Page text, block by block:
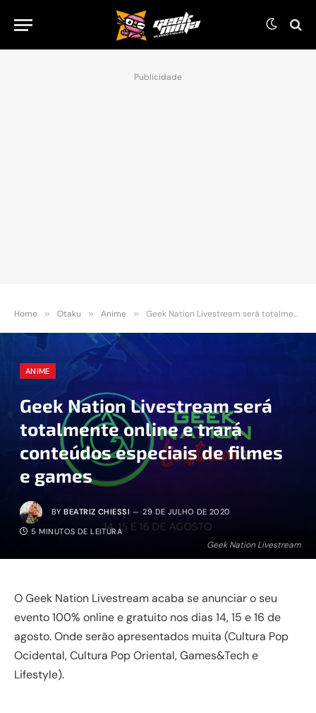
Publicidade
Home » Otaku » Anime » Geek Nation Livestream será totalmente online e trará conteúdos especiais de filmes e games
Geek Nation Livestream
ANIME
Geek Nation Livestream será
totalmente online e trará
conteúdos especiais de filmes
e games
BY BEATRIZ CHIESSI 29 DE JULHO DE 2020
5 MINUTOS DE LEITURA
O Geek Nation Livestream acaba se anunciar o seu
evento 100% online e gratuito nos dias 14, 15 e 16 de
agosto. Onde serão apresentados muita (Cultura Pop
Ocidental, Cultura Pop Oriental, Games&Tech e
Lifestyle).